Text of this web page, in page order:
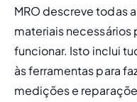
MRO descreve todas
materiais necessários
funcionar. Isto inclui
às ferramentas para
medições e